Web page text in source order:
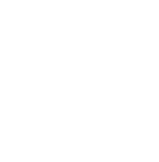
について
2026/27シーズン試